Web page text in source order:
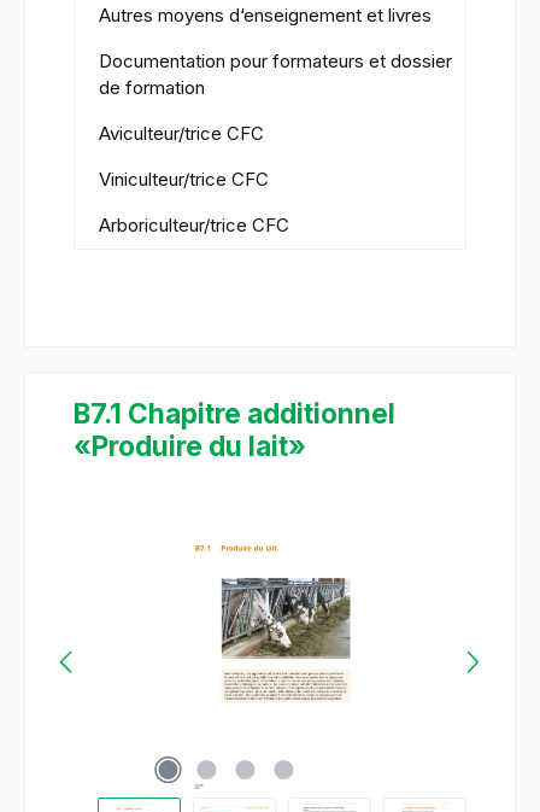
Autres moyens d‘enseignement et livres
Documentation pour formateurs et dossier
de formation
Aviculteur/trice CFC
Viniculteur/trice CFC
Arboriculteur/trice CFC
B7.1 Chapitre additionnel
«Produire du lait»